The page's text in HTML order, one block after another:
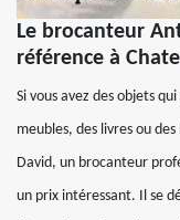
Le brocanteur
référence à
Si vous avez des objets
meubles, des livres ou
David, un brocanteur
un prix intéressant. Il se